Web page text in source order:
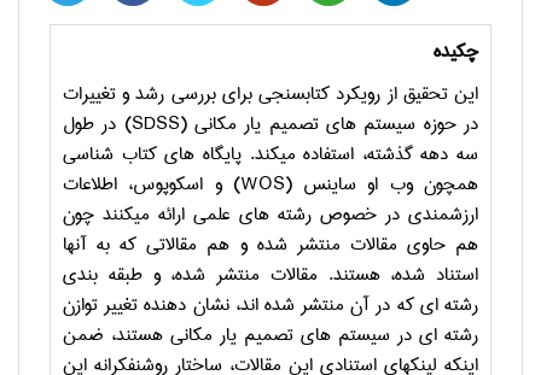
چکیده
این تحقیق از رویکرد کتاب­سنجی برای بررسی رشد و تغییرات
در حوزه سیستم ­های تصمیم یار مکانی (SDSS) در طول
سه دهه گذشته، استفاده می­کند. پایگاه ­های کتاب ­شناسی
همچون وب او ساینس (WOS) و اسکوپوس، اطلاعات
ارزشمندی در خصوص رشته ­های علمی ارائه می­کنند چون
هم حاوی مقالات منتشر شده و هم مقالاتی که به آنها
استناد شده، هستند. مقالات منتشر شده، و طبقه­ بندی
رشته­ ای که در آن منتشر شده ­اند، نشان دهنده تغییر توازن
رشته­ ای در سیستم­ های تصمیم یار مکانی هستند، ضمن
اینکه لینک­های استنادی این مقالات، ساختار روشنفکرانه این